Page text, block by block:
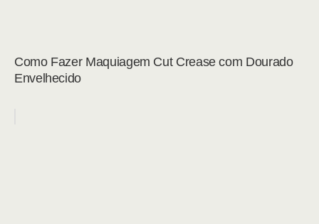
Como Fazer Maquiagem Cut Crease com Dourado
Envelhecido